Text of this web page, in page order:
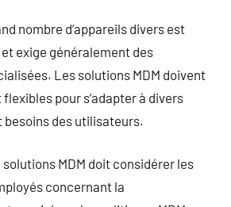
nombre d’appareils divers est
exige généralement des
Les solutions MDM doivent
pour s’adapter à divers
des utilisateurs.
MDM doit considérer les
concernant la